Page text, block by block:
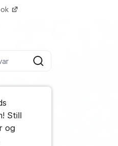
Søk
Flere supportlenker
Still
og